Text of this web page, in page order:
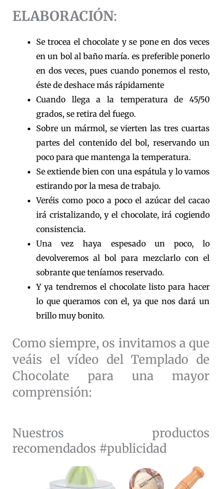
ELABORACIÓN:
Se trocea el chocolate y se pone en dos veces
en un bol al baño maría. es preferible ponerlo
en dos veces, pues cuando ponemos el resto,
éste de deshace más rápidamente
Cuando llega a la temperatura de 45/50
grados, se retira del fuego.
Sobre un mármol, se vierten las tres cuartas
partes del contenido del bol, reservando un
poco para que mantenga la temperatura.
Se extiende bien con una espátula y lo vamos
estirando por la mesa de trabajo.
Veréis como poco a poco el azúcar del cacao
irá cristalizando, y el chocolate, irá cogiendo
consistencia.
Una vez haya espesado un poco, lo
devolveremos al bol para mezclarlo con el
sobrante que teníamos reservado.
Y ya tendremos el chocolate listo para hacer
lo que queramos con el, ya que nos dará un
brillo muy bonito.
Como siempre, os invitamos a que
veáis el vídeo del Templado de
Chocolate para una mayor
comprensión:
Nuestros productos
recomendados #publicidad